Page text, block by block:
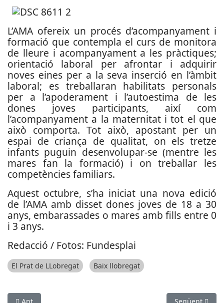
L’AMA ofereix un procés d’acompanyament i
formació que contempla el curs de monitora
de lleure i acompanyament a les pràctiques;
orientació laboral per afrontar i adquirir
noves eines per a la seva inserció en l’àmbit
laboral; es treballaran habilitats personals
per a l’apoderament i l’autoestima de les
dones joves participants, així com
l’acompanyament a la maternitat i tot el que
això comporta. Tot això, apostant per un
espai de criança de qualitat, on els tretze
infants puguin desenvolupar-se (mentre les
mares fan la formació) i on treballar les
competències familiars.
Aquest octubre, s’ha iniciat una nova edició
de l’AMA amb disset dones joves de 18 a 30
anys, embarassades o mares amb fills entre 0
i 3 anys.
Redacció / Fotos: Fundesplai
El Prat de LLobregat Baix llobregat
Article anterior: La Cooperativa Agrícola del Prat torna al
Ant Article
Següent